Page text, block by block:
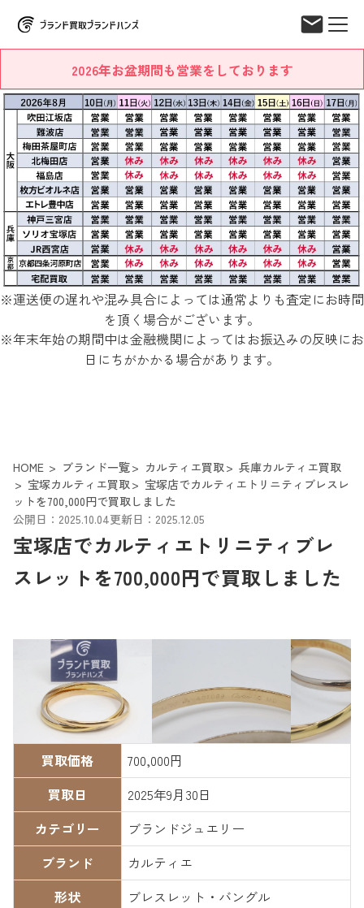
2026年お盆期間も営業をしております
※運送便の遅れや混み具合によっては通常よりも査定にお時間
を頂く場合がございます。
※年末年始の期間中は金融機関によってはお振込みの反映にお
日にちがかかる場合があります。
HOME ブランド一覧 カルティエ買取
兵庫カルティエ買取
宝塚カルティエ買取
宝塚店でカルティエトリニティブレスレ
ットを700,000円で買取しました
公開日：2025.10.04更新日：2025.12.05
宝塚店でカルティエトリニティブレ
スレットを700,000円で買取しました
買取価格
700,000円
買取日
2025年9月30日
カテゴリー
ブランドジュエリー
ブランド
カルティエ
形状
ブレスレット・バングル